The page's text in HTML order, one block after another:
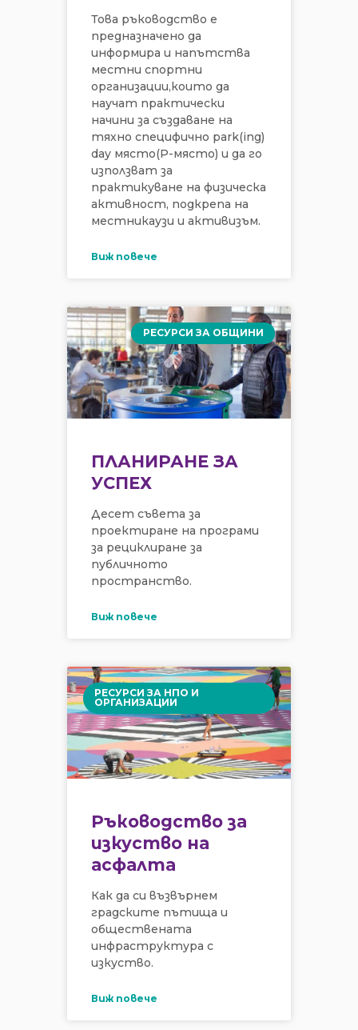
Това ръководство е
предназначено да
информира и напътства
местни спортни
организации,които да
научат практически
начини за създаване на
тяхно специфично park(ing)
day място(P-място) и да го
използват за
практикуване на физическа
активност, подкрепа на
местникаузи и активизъм.
Виж повече
РЕСУРСИ ЗА ОБЩИНИ
ПЛАНИРАНЕ ЗА
УСПЕХ
Десет съвета за
проектиране на програми
за рециклиране за
публичното
пространство.
Виж повече
РЕСУРСИ ЗА НПО И
ОРГАНИЗАЦИИ
Ръководство за
изкуство на
асфалта
Как да си възвърнем
градските пътища и
обществената
инфраструктура с
изкуство.
Виж повече